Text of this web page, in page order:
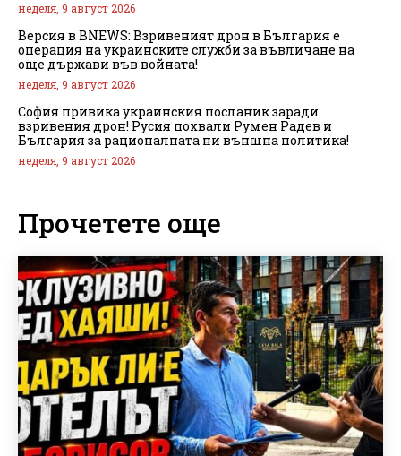
неделя, 9 август 2026
Версия в BNEWS: Взривеният дрон в България е
операция на украинските служби за въвличане на
още държави във войната!
неделя, 9 август 2026
София привика украинския посланик заради
взривения дрон! Русия похвали Румен Радев и
България за рационалната ни външна политика!
неделя, 9 август 2026
Прочетете още